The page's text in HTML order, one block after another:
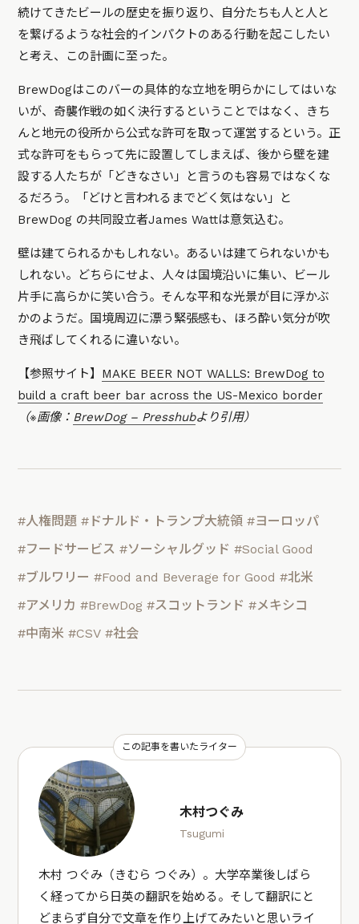
続けてきたビールの歴史を振り返り、自分たちも人と人と
を繋げるような社会的インパクトのある行動を起こしたい
と考え、この計画に至った。
BrewDogはこのバーの具体的な立地を明らかにしてはいな
いが、奇襲作戦の如く決行するということではなく、きち
んと地元の役所から公式な許可を取って運営するという。正
式な許可をもらって先に設置してしまえば、後から壁を建
設する人たちが「どきなさい」と言うのも容易ではなくな
るだろう。「どけと言われるまでどく気はない」と
BrewDog の共同設立者James Wattは意気込む。
壁は建てられるかもしれない。あるいは建てられないかも
しれない。どちらにせよ、人々は国境沿いに集い、ビール
片手に高らかに笑い合う。そんな平和な光景が目に浮かぶ
かのようだ。国境周辺に漂う緊張感も、ほろ酔い気分が吹
き飛ばしてくれるに違いない。
【参照サイト】 MAKE BEER NOT WALLS: BrewDog to
build a craft beer bar across the US-Mexico border
（※画像： BrewDog – Presshubより引用）
#人権問題 #ドナルド・トランプ大統領 #ヨーロッパ
#フードサービス #ソーシャルグッド #Social Good
#ブルワリー #Food and Beverage for Good #北米
#アメリカ #BrewDog #スコットランド #メキシコ
#中南米 #CSV #社会
この記事を書いたライター
木村つぐみ
Tsugumi
木村 つぐみ（きむら つぐみ）。大学卒業後しばら
く経ってから日英の翻訳を始める。そして翻訳にと
どまらず自分で文章を作り上げてみたいと思いライ